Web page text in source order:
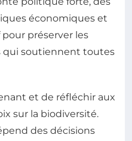
économiques et
préserver les
qui soutiennent toutes
et de réfléchir aux
sur la biodiversité.
des décisions